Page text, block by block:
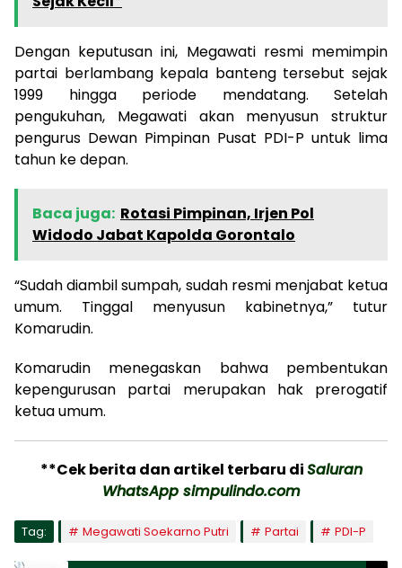
Dengan keputusan ini, Megawati resmi memimpin
partai berlambang kepala banteng tersebut sejak
1999 hingga periode mendatang. Setelah
pengukuhan, Megawati akan menyusun struktur
pengurus Dewan Pimpinan Pusat PDI-P untuk lima
tahun ke depan.
Baca juga: Rotasi Pimpinan, Irjen Pol
Widodo Jabat Kapolda Gorontalo
“Sudah diambil sumpah, sudah resmi menjabat ketua
umum. Tinggal menyusun kabinetnya,” tutur
Komarudin.
Komarudin menegaskan bahwa pembentukan
kepengurusan partai merupakan hak prerogatif
ketua umum.
**Cek berita dan artikel terbaru diSaluran
WhatsApp simpulindo.com
Tag: Megawati Soekarno Putri Partai PDI-P